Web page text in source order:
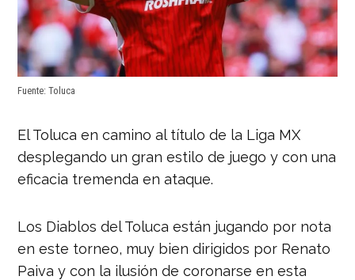
Fuente: Toluca
El Toluca en camino al título de la Liga MX
desplegando un gran estilo de juego y con una
eficacia tremenda en ataque.
Los Diablos del Toluca están jugando por nota
en este torneo, muy bien dirigidos por Renato
Paiva y con la ilusión de coronarse en esta